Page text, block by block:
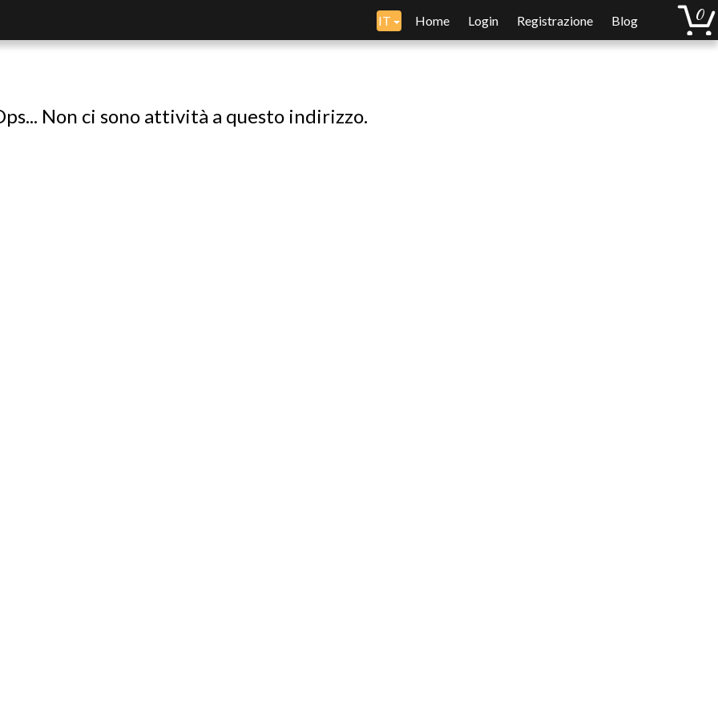
IT Home Login Registrazione Blog
Non ci sono attività a questo indirizzo.